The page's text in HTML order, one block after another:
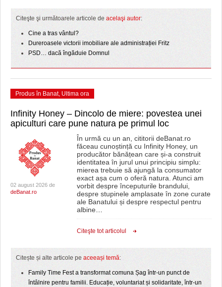
Citeşte şi următoarele articole de acelaşi autor:
Cine a tras vântul?
Dureroasele victorii imobiliare ale administrației Fritz
PSD… dacă îngăduie Domnul
Produs în Banat, Ultima ora
Infinity Honey – Dincolo de miere: povestea unei
apiculturi care pune natura pe primul loc
02 august 2026 de
deBanat.ro
În urmă cu un an, cititorii deBanat.ro
făceau cunoștință cu Infinity Honey, un
producător bănățean care și-a construit
identitatea în jurul unui principiu simplu:
mierea trebuie să ajungă la consumator
exact așa cum o oferă natura. Atunci am
vorbit despre începuturile brandului,
despre stupinele amplasate în zone curate
ale Banatului și despre respectul pentru
albine…
Citeşte tot articolul
Citește și alte articole pe aceeași temă:
Family Time Fest a transformat comuna Șag într-un punct de
întâlnire pentru familii. Educație, voluntariat și solidaritate, într-un